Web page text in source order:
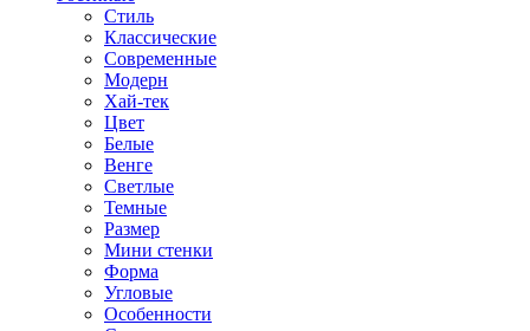
Стиль
Классические
Современные
Модерн
Хай-тек
Цвет
Белые
Венге
Светлые
Темные
Размер
Мини стенки
Форма
Угловые
Особенности